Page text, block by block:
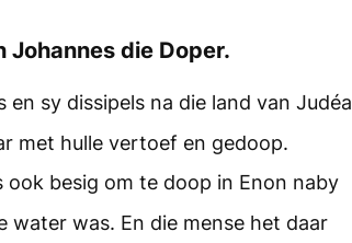
Johannes die Doper.
en sy dissipels na die land van Judéa
met hulle vertoef en gedoop.
ook besig om te doop in Enon naby
water was. En die mense het daar